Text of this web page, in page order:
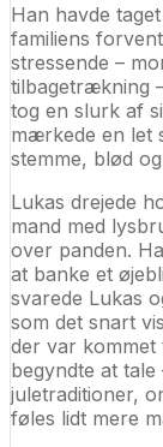
Han havde
familiens
stressende –
tilbagetrækning
tog en slurk af
mærkede en let
stemme, blød
Lukas drejede
mand med
over panden.
at banke et
svarede Lukas
som det snart
der var kommet
begyndte at
juletraditioner,
føles lidt mere